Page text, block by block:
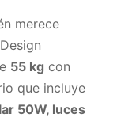
merece
55 kg con
que incluye
50W, luces